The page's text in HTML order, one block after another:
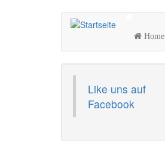
Home
Like uns auf
Facebook